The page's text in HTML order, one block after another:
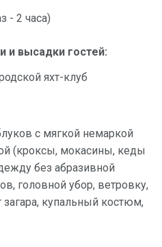
- 2 часа)
и высадки гостей:
яхт-клуб
с мягкой немаркой
(кроксы, мокасины, кеды
без абразивной
головной убор, ветровку,
загара, купальный костюм,